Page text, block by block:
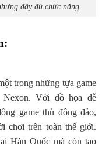
đầy đủ chức năng
trong những tựa game
Nexon. Với đồ họa dễ
game thủ đông đảo,
chơi trên toàn thế giới.
Hàn Quốc mà còn tạo